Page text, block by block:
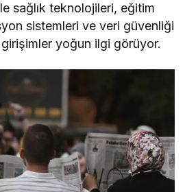
sağlık teknolojileri, eğitim
sistemleri ve veri güvenliği
yoğun ilgi görüyor.